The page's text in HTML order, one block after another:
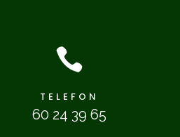

TELEFON
60 24 39 65